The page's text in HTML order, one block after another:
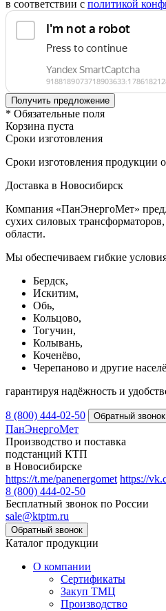
в соответствии с политикой
* Обязательные поля
Корзина пуста
Сроки изготовления
Сроки изготовления продукции
Доставка в Новосибирск
Компания «ПанЭнергоМет»
сухих силовых
области.
Мы обеспечиваем гибкие
Бердск,
Искитим,
Обь,
Кольцово,
Тогучин,
Колывань,
Коченёво,
Черепаново и другие
гарантируя надёжность и
8 (800) 444-02-50
ПанЭнергоМет
Производство и поставка
подстанций КТП
в Новосибирске
https://t.me/panenergomet https://
8 (800) 444-02-50
Бесплатный звонок по России
sale@ktptm.ru
Каталог продукции
О компании
Сертификаты
Закуп ТМЦ
Производство